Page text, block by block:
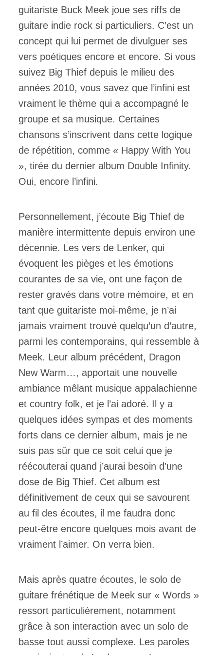
guitariste Buck Meek joue ses riffs de
guitare indie rock si particuliers. C’est un
concept qui lui permet de divulguer ses
vers poétiques encore et encore. Si vous
suivez Big Thief depuis le milieu des
années 2010, vous savez que l’infini est
vraiment le thème qui a accompagné le
groupe et sa musique. Certaines
chansons s’inscrivent dans cette logique
de répétition, comme « Happy With You
», tirée du dernier album Double Infinity.
Oui, encore l’infini.
Personnellement, j’écoute Big Thief de
manière intermittente depuis environ une
décennie. Les vers de Lenker, qui
évoquent les pièges et les émotions
courantes de sa vie, ont une façon de
rester gravés dans votre mémoire, et en
tant que guitariste moi-même, je n’ai
jamais vraiment trouvé quelqu’un d’autre,
parmi les contemporains, qui ressemble à
Meek. Leur album précédent, Dragon
New Warm…, apportait une nouvelle
ambiance mêlant musique appalachienne
et country folk, et je l’ai adoré. Il y a
quelques idées sympas et des moments
forts dans ce dernier album, mais je ne
suis pas sûr que ce soit celui que je
réécouterai quand j’aurai besoin d’une
dose de Big Thief. Cet album est
définitivement de ceux qui se savourent
au fil des écoutes, il me faudra donc
peut-être encore quelques mois avant de
vraiment l’aimer. On verra bien.
Mais après quatre écoutes, le solo de
guitare frénétique de Meek sur « Words »
ressort particulièrement, notamment
grâce à son interaction avec un solo de
basse tout aussi complexe. Les paroles